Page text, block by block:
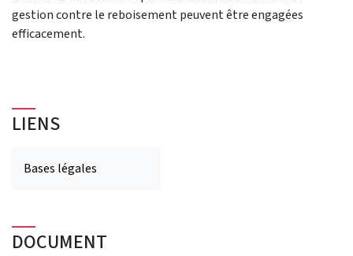
gestion contre le reboisement peuvent être engagées
efficacement.
LIENS
Bases légales
DOCUMENT